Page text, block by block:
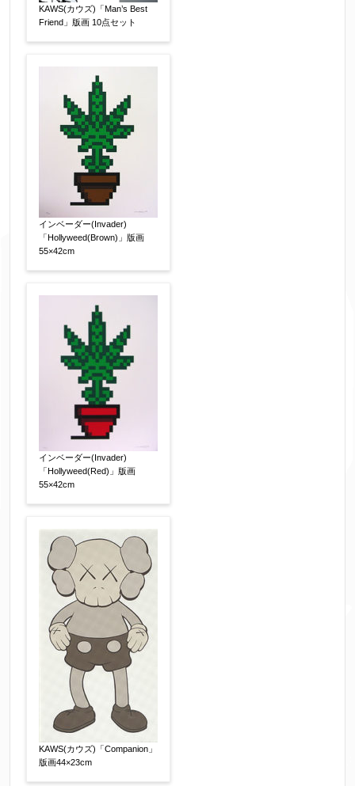
KAWS(カウズ)「Man’s Best
Friend」版画 10点セット
インベーダー(Invader)
「Hollyweed(Brown)」版画
55×42cm
インベーダー(Invader)
「Hollyweed(Red)」版画
55×42cm
KAWS(カウズ)「Companion」
版画44×23cm